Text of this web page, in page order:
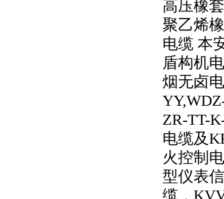
高压橡
聚乙烯
电缆 本
盾构机
烟无卤
ZR-TT-
电缆及
火控制
型仪表
缆，